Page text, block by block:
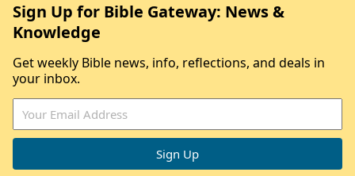
Sign Up for Bible Gateway: News &
Knowledge
Get weekly Bible news, info, reflections, and deals in
your inbox.